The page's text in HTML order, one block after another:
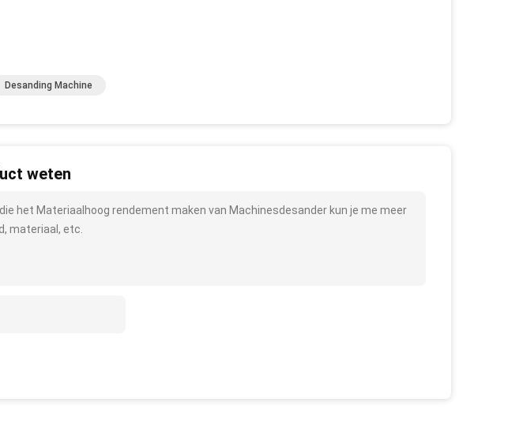
Desanding Machine
weten
het Materiaalhoog rendement maken van Machinesdesander kun je me meer
materiaal, etc.